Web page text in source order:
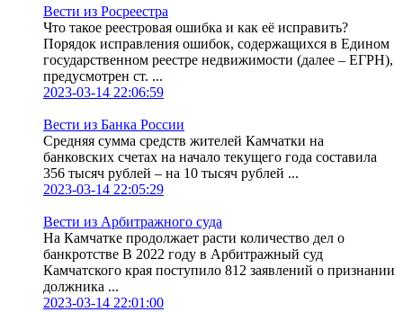
Вести из Росреестра
Что такое реестровая ошибка и как её исправить?
Порядок исправления ошибок, содержащихся в Едином
государственном реестре недвижимости (далее – ЕГРН),
предусмотрен ст. ...
2023-03-14 22:06:59
Вести из Банка России
Средняя сумма средств жителей Камчатки на
банковских счетах на начало текущего года составила
356 тысяч рублей – на 10 тысяч рублей ...
2023-03-14 22:05:29
Вести из Арбитражного суда
На Камчатке продолжает расти количество дел о
банкротстве В 2022 году в Арбитражный суд
Камчатского края поступило 812 заявлений о признании
должника ...
2023-03-14 22:01:00